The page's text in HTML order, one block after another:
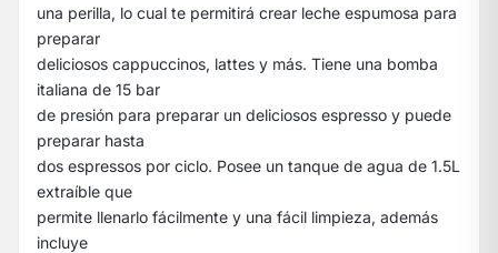
una perilla, lo cual te permitirá crear leche espumosa para
preparar
deliciosos cappuccinos, lattes y más. Tiene una bomba
italiana de 15 bar
de presión para preparar un deliciosos espresso y puede
preparar hasta
dos espressos por ciclo. Posee un tanque de agua de 1.5L
extraíble que
permite llenarlo fácilmente y una fácil limpieza, además
incluye